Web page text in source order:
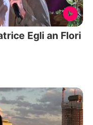
Egli an Flori